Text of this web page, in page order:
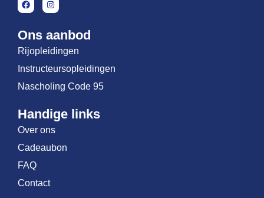
Ons aanbod
Rijopleidingen
Instructeursopleidingen
Nascholing Code 95
Handige links
Over ons
Cadeaubon
FAQ
Contact